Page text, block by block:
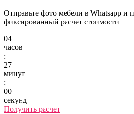
Отправьте фото мебели в Whatsapp и
фиксированный расчет стоимости
04
часов
:
27
минут
:
00
секунд
Получить расчет